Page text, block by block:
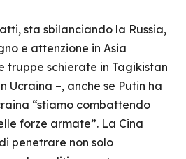
sta sbilanciando la Russia,
e attenzione in Asia
truppe schierate in Tagikistan
Ucraina –, anche se Putin ha
“stiamo combattendo
forze armate”. La Cina
penetrare non solo